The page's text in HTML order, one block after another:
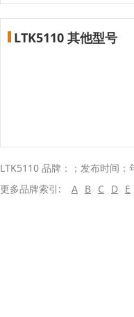
LTK5110 其他型号
LTK5110 品牌：；发布时间
更多品牌索引:
A B C D E